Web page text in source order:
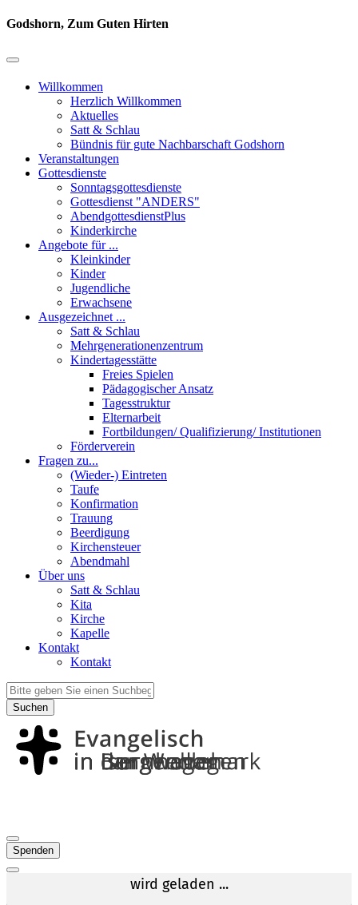
Godshorn, Zum Guten Hirten
Willkommen
Herzlich Willkommen
Aktuelles
Satt & Schlau
Bündnis für gute Nachbarschaft Godshorn
Veranstaltungen
Gottesdienste
Sonntagsgottesdienste
Gottesdienst "ANDERS"
AbendgottesdienstPlus
Kinderkirche
Angebote für ...
Kleinkinder
Kinder
Jugendliche
Erwachsene
Ausgezeichnet ...
Satt & Schlau
Mehrgenerationenzentrum
Kindertagesstätte
Freies Spielen
Pädagogischer Ansatz
Tagesstruktur
Elternarbeit
Fortbildungen/ Qualifizierung/ Institutionen
Förderverein
Fragen zu...
(Wieder-) Eintreten
Taufe
Konfirmation
Trauung
Beerdigung
Kirchensteuer
Abendmahl
Über uns
Satt & Schlau
Kita
Kirche
Kapelle
Kontakt
Kontakt
Suchen
Spenden